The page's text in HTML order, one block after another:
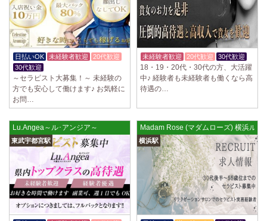
日払いOK 未経験者歓迎
20代歓迎
30代歓迎
～セラピスト大募集！～ 未経験の
方でも安心して働けます♪ お気軽に
お問…
未経験者歓迎 20代歓迎 30代歓迎
18・19・20代・30代の方、大活躍
中♪ 経験者も未経験者も働くなら高
待遇の…
Lu.Angea～ル･アンジア～
東武宇都宮駅
Madam Rose (マダムローズ) 横浜ルー
横浜駅